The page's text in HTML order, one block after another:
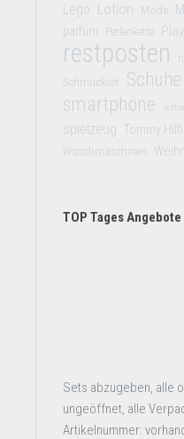
Lego Lotion Mode
parfüm
Perlenkette
restposten
Schmuckset Schuhe
smartphone
spielzeug Tommy
Waschmaschinen
TOP Tages Angebote
Sets abzugeben, alle
ungeöffnet, alle
Artikelnummer: